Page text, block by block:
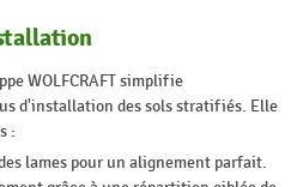
WOLFCRAFT simplifie
d'installation des sols stratifiés. Elle
:
lames pour un alignement parfait.